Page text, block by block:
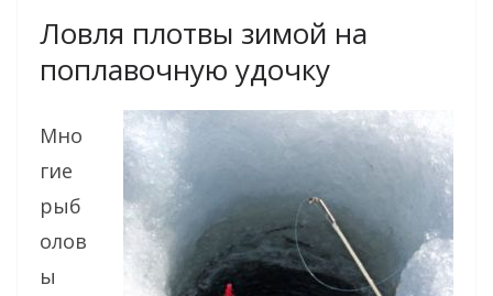
Ловля плотвы зимой на
поплавочную удочку
Мно
гие
рыб
олов
ы